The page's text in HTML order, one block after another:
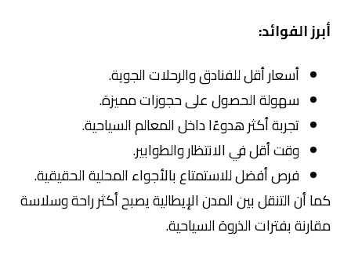
أبرز الفوائد:
أسعار أقل للفنادق والرحلات الجوية.
سهولة الحصول على حجوزات مميزة.
تجربة أكثر هدوءًا داخل المعالم السياحية.
وقت أقل في الانتظار والطوابير.
فرص أفضل للاستمتاع بالأجواء المحلية الحقيقية.
كما أن التنقل بين المدن الإيطالية يصبح أكثر راحة وسلاسة
مقارنة بفترات الذروة السياحية.